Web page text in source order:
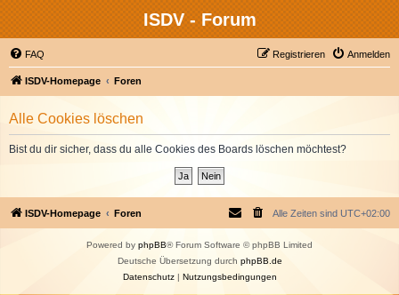
ISDV - Forum
FAQ Anmelden
Registrieren
ISDV-Homepage Foren
Alle Cookies löschen
Bist du dir sicher, dass du alle Cookies des Boards löschen möchtest?
ISDV-Homepage Foren Alle Zeiten sind UTC+02:00
Powered by phpBB® Forum Software © phpBB Limited
Deutsche Übersetzung durch phpBB.de
Datenschutz| Nutzungsbedingungen